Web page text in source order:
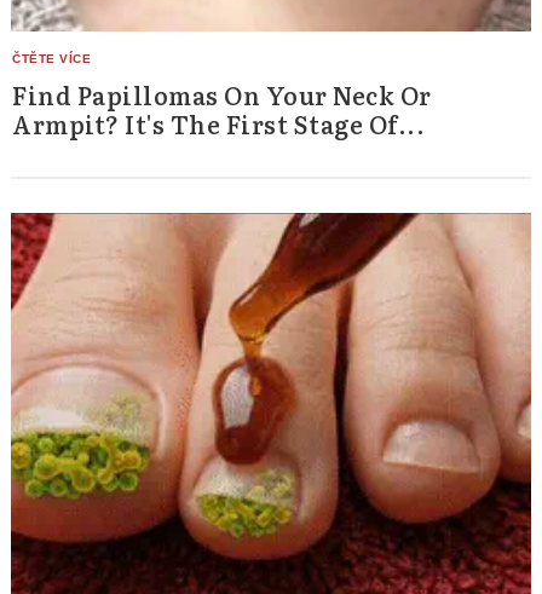
Find Papillomas On Your Neck Or
Armpit? It's The First Stage Of...